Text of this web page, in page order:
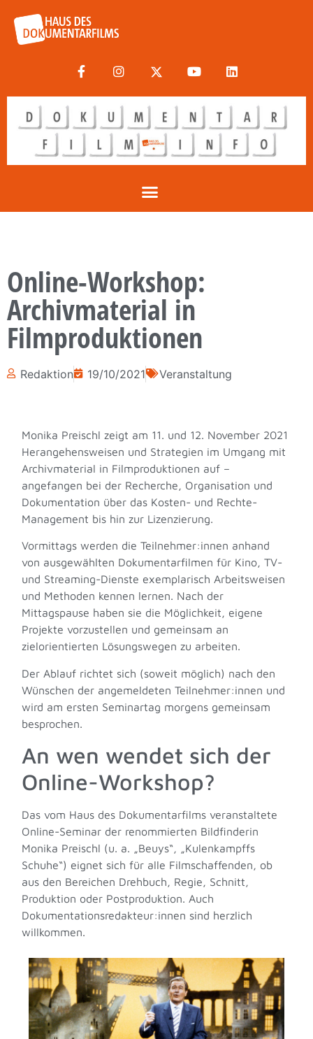
Online-Workshop:
Archivmaterial in
Filmproduktionen
Redaktion 19/10/2021 Veranstaltung
Monika Preischl zeigt am 11. und 12. November 2021
Herangehensweisen und Strategien im Umgang mit
Archivmaterial in Filmproduktionen auf –
angefangen bei der Recherche, Organisation und
Dokumentation über das Kosten- und Rechte-
Management bis hin zur Lizenzierung.
Vormittags werden die Teilnehmer:innen anhand
von ausgewählten Dokumentarfilmen für Kino, TV-
und Streaming-Dienste exemplarisch Arbeitsweisen
und Methoden kennen lernen. Nach der
Mittagspause haben sie die Möglichkeit, eigene
Projekte vorzustellen und gemeinsam an
zielorientierten Lösungswegen zu arbeiten.
Der Ablauf richtet sich (soweit möglich) nach den
Wünschen der angemeldeten Teilnehmer:innen und
wird am ersten Seminartag morgens gemeinsam
besprochen.
An wen wendet sich der
Online-Workshop?
Das vom Haus des Dokumentarfilms veranstaltete
Online-Seminar der renommierten Bildfinderin
Monika Preischl (u. a. „Beuys“, „Kulenkampffs
Schuhe“) eignet sich für alle Filmschaffenden, ob
aus den Bereichen Drehbuch, Regie, Schnitt,
Produktion oder Postproduktion. Auch
Dokumentationsredakteur:innen sind herzlich
willkommen.